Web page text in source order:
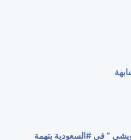
” في #السعودية بتهمة